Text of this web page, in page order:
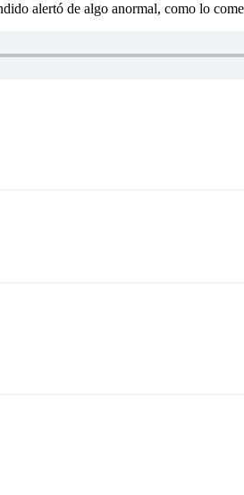
alertó de algo anormal, como lo